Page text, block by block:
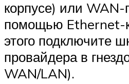
корпусе) или
помощью Ethernet-
этого подключите
провайдера в
WAN/LAN).